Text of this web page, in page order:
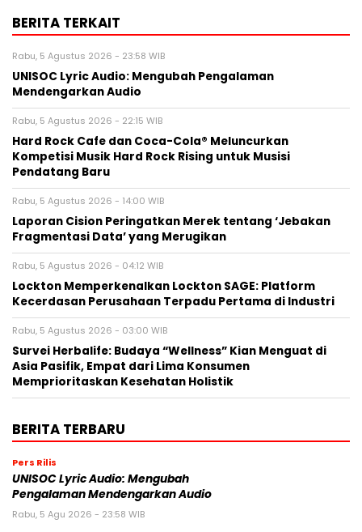
BERITA TERKAIT
Rabu, 5 Agustus 2026 - 23:58 WIB
UNISOC Lyric Audio: Mengubah Pengalaman
Mendengarkan Audio
Rabu, 5 Agustus 2026 - 22:15 WIB
Hard Rock Cafe dan Coca-Cola® Meluncurkan
Kompetisi Musik Hard Rock Rising untuk Musisi
Pendatang Baru
Rabu, 5 Agustus 2026 - 14:00 WIB
Laporan Cision Peringatkan Merek tentang ‘Jebakan
Fragmentasi Data’ yang Merugikan
Rabu, 5 Agustus 2026 - 04:12 WIB
Lockton Memperkenalkan Lockton SAGE: Platform
Kecerdasan Perusahaan Terpadu Pertama di Industri
Rabu, 5 Agustus 2026 - 03:00 WIB
Survei Herbalife: Budaya “Wellness” Kian Menguat di
Asia Pasifik, Empat dari Lima Konsumen
Memprioritaskan Kesehatan Holistik
BERITA TERBARU
Pers Rilis
UNISOC Lyric Audio: Mengubah
Pengalaman Mendengarkan Audio
Rabu, 5 Agu 2026 - 23:58 WIB